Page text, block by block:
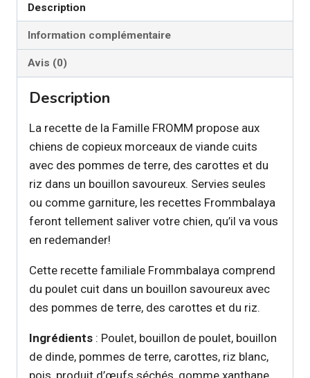
poulet,
légumes
riz
pour
Description
Information complémentaire
Avis (0)
Description
La recette de la Famille FROMM propose aux
chiens de copieux morceaux de viande cuits
avec des pommes de terre, des carottes et du
riz dans un bouillon savoureux. Servies seules
ou comme garniture, les recettes Frommbalaya
feront tellement saliver votre chien, qu’il va vous
en redemander!
Cette recette familiale Frommbalaya comprend
du poulet cuit dans un bouillon savoureux avec
des pommes de terre, des carottes et du riz.
Ingrédients : Poulet, bouillon de poulet, bouillon
de dinde, pommes de terre, carottes, riz blanc,
pois, produit d’œufs séchés, gomme xanthane,